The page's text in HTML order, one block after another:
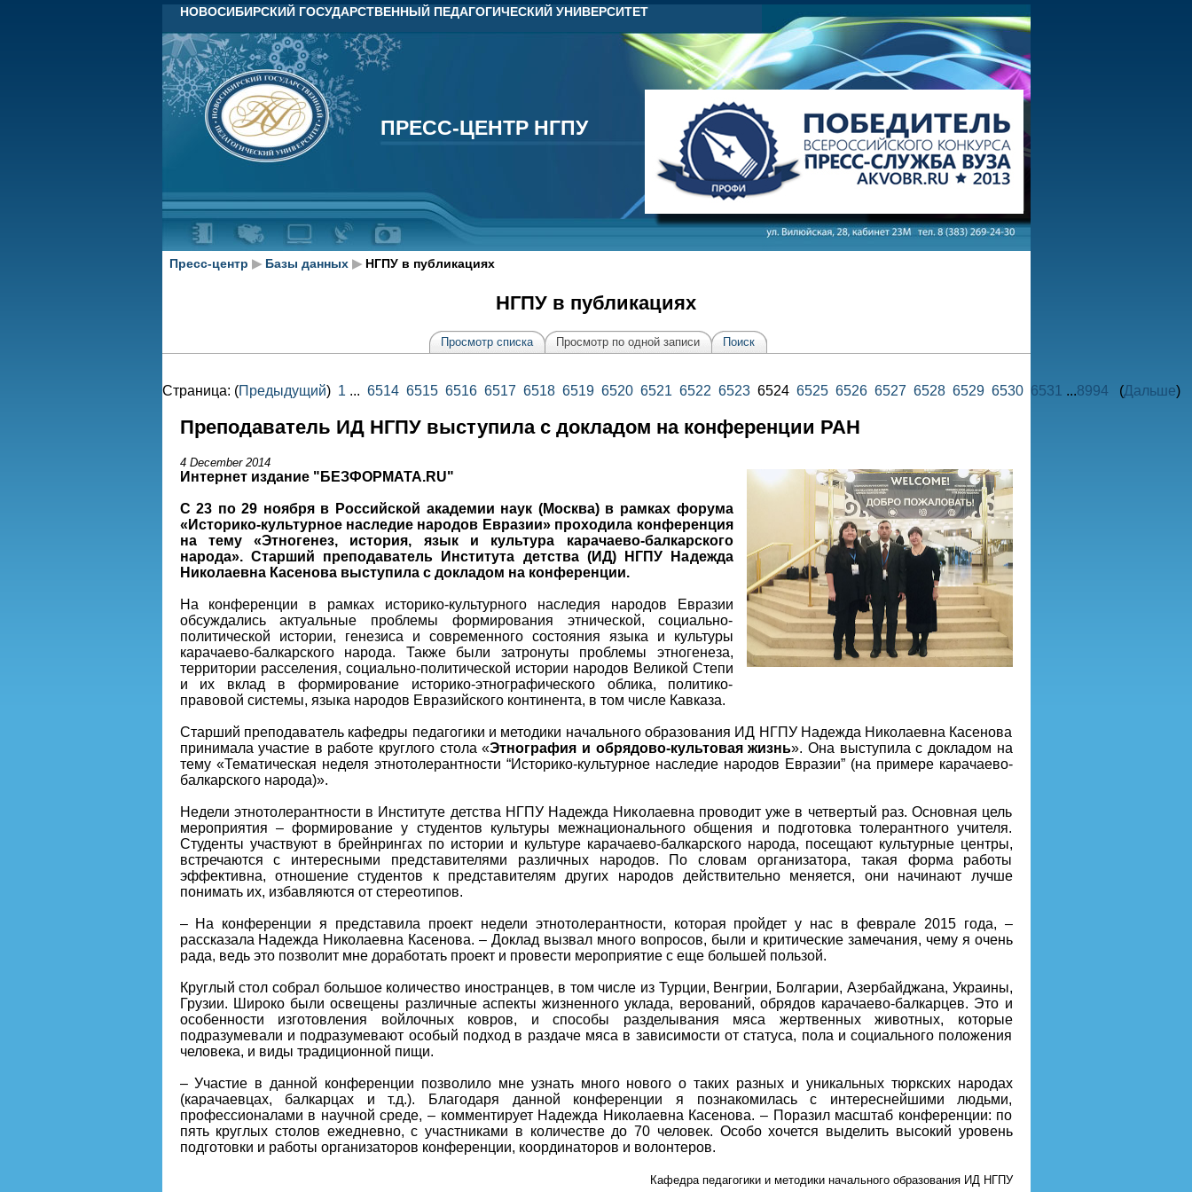
НОВОСИБИРСКИЙ ГОСУДАРСТВЕННЫЙ ПЕДАГОГИЧЕСКИЙ УНИВЕРСИТЕТ
ПРЕСС-ЦЕНТР НГПУ
ПРЕСС-ЦЕНТР НГПУ
Пресс-центр ▶ Базы данных ▶НГПУ в публикациях
НГПУ в публикациях
Просмотр списка Просмотр по одной записи Поиск
Страница: (Предыдущий) 1... 6514 6515 6516 6517 6518 6519 6520 6521 6522 65236524 6525 6526 6527 6528 6529 6530 6531 ...8994 (Дальше)
Преподаватель ИД НГПУ выступила с докладом на конференции РАН
4 December 2014
Интернет издание "БЕЗФОРМАТА.RU"
C 23 по 29 ноября в Российской академии наук (Москва) в рамках форума
« Историко-культурное наследие народов Евразии» проходила конференция
на тему «Этногенез, история, язык и культура карачаево-балкарского
народа». Старший преподаватель Института детства (ИД) НГПУ Надежда
Николаевна Касенова выступила с докладом на конференции.
На конференции в рамках историко-культурного наследия народов Евразии
обсуждались актуальные проблемы формирования этнической, социально-
политической истории, генезиса и современного состояния языка и культуры
карачаево-балкарского народа. Также были затронуты проблемы этногенеза,
территории расселения, социально-политической истории народов Великой Степи
и их вклад в формирование историко-этнографического облика, политико-
правовой системы, языка народов Евразийского континента, в том числе Кавказа.
Старший преподаватель кафедры педагогики и методики начального образования ИД НГПУ Надежда Николаевна Касенова
принимала участие в работе круглого стола «Этнография и обрядово-культовая жизнь». Она выступила с докладом на
тему «Тематическая неделя этнотолерантности “Историко-культурное наследие народов Евразии” (на примере карачаево-
балкарского народа)».
Недели этнотолерантности в Институте детства НГПУ Надежда Николаевна проводит уже в четвертый раз. Основная цель
мероприятия – формирование у студентов культуры межнационального общения и подготовка толерантного учителя.
Студенты участвуют в брейнрингах по истории и культуре карачаево-балкарского народа, посещают культурные центры,
встречаются с интересными представителями различных народов. По словам организатора, такая форма работы
эффективна, отношение студентов к представителям других народов действительно меняется, они начинают лучше
понимать их, избавляются от стереотипов.
– На конференции я представила проект недели этнотолерантности, которая пройдет у нас в феврале 2015 года, –
рассказала Надежда Николаевна Касенова. – Доклад вызвал много вопросов, были и критические замечания, чему я очень
рада, ведь это позволит мне доработать проект и провести мероприятие с еще большей пользой.
Круглый стол собрал большое количество иностранцев, в том числе из Турции, Венгрии, Болгарии, Азербайджана, Украины,
Грузии. Широко были освещены различные аспекты жизненного уклада, верований, обрядов карачаево-балкарцев. Это и
особенности изготовления войлочных ковров, и способы разделывания мяса жертвенных животных, которые
подразумевали и подразумевают особый подход в раздаче мяса в зависимости от статуса, пола и социального положения
человека, и виды традиционной пищи.
– Участие в данной конференции позволило мне узнать много нового о таких разных и уникальных тюркских народах
(карачаевцах, балкарцах и т.д.). Благодаря данной конференции я познакомилась с интереснейшими людьми,
профессионалами в научной среде, – комментирует Надежда Николаевна Касенова. – Поразил масштаб конференции: по
пять круглых столов ежедневно, с участниками в количестве до 70 человек. Особо хочется выделить высокий уровень
подготовки и работы организаторов конференции, координаторов и волонтеров.
Кафедра педагогики и методики начального образования ИД НГПУ